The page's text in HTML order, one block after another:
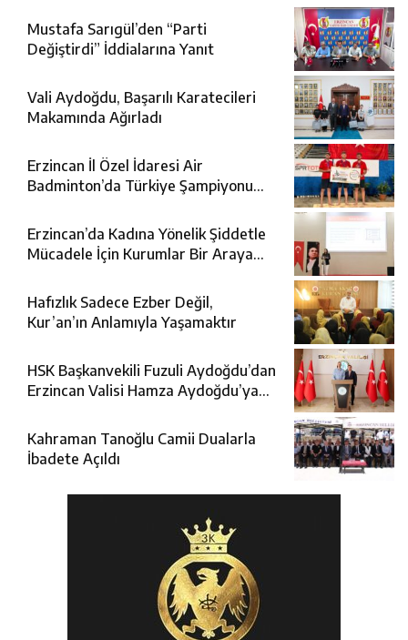
Mustafa Sarıgül’den “Parti
Değiştirdi” İddialarına Yanıt
Vali Aydoğdu, Başarılı Karatecileri
Makamında Ağırladı
Erzincan İl Özel İdaresi Air
Badminton’da Türkiye Şampiyonu
Erzincan’da Kadına Yönelik Şiddetle
Mücadele İçin Kurumlar Bir Araya
Hafızlık Sadece Ezber Değil,
Kur’an’ın Anlamıyla Yaşamaktır
HSK Başkanvekili Fuzuli Aydoğdu’dan
Erzincan Valisi Hamza Aydoğdu’ya
Kahraman Tanoğlu Camii Dualarla
İbadete Açıldı